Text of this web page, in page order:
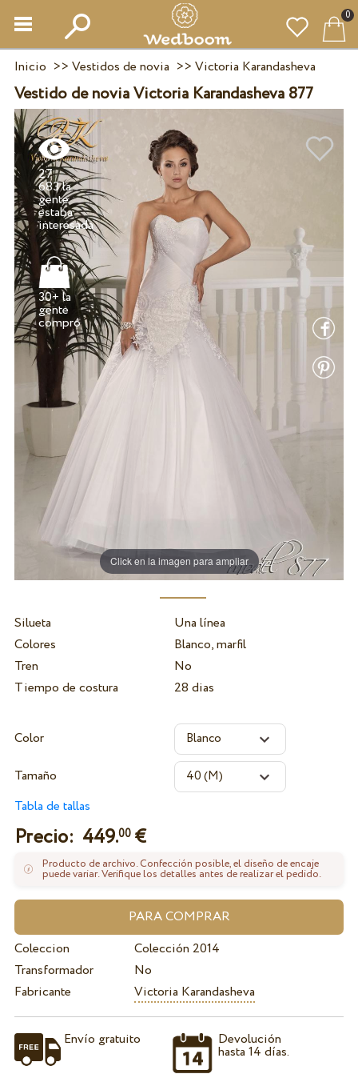
0
Inicio >> Vestidos de novia >> Victoria Karandasheva
Vestido de novia Victoria Karandasheva 877
Click en la imagen para ampliar
27
683 la
gente
estaba
interesada
30+ la
gente
compró
Silueta
Una línea
Colores
Blanco, marfil
Tren
No
Tiempo de costura
28 dias
Color
Tamaño
Tabla de tallas
Precio: 449.00€
Producto de archivo. Confección posible, el diseño de encaje
puede variar. Verifique los detalles antes de realizar el pedido.
Coleccion
Colección 2014
Transformador
No
Fabricante
Victoria Karandasheva
Envío gratuito Devolución
hasta 14 días.